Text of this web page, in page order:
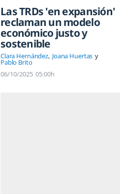
Las TRDs 'en expansión'
reclaman un modelo
económico justo y
sostenible
Clara Hernández Joana Huertas
Pablo Brito
06/10/2025 05:00h